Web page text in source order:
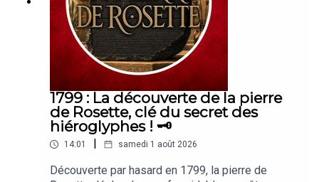
1799 : La découverte de la pierre
de Rosette, clé du secret des
hiéroglyphes ! 🗝️
14:01 samedi 1 août 2026
Découverte par hasard en 1799, la pierre de